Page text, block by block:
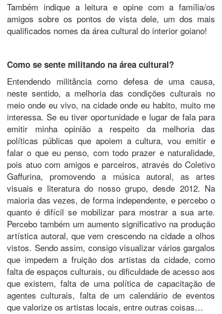
Também indique a leitura e opine com a família/os
amigos sobre os pontos de vista dele, um dos mais
qualificados nomes da área cultural do interior goiano!
Como se sente militando na área cultural?
Entendendo militância como defesa de uma causa,
neste sentido, a melhoria das condições culturais no
meio onde eu vivo, na cidade onde eu habito, muito me
interessa. Se eu tiver oportunidade e lugar de fala para
emitir minha opinião a respeito da melhoria das
políticas públicas que apoiem a cultura, vou emitir e
falar o que eu penso, com todo prazer e naturalidade,
pois atuo com amigos e parceiros, através do Coletivo
Gaffurina, promovendo a música autoral, as artes
visuais e literatura do nosso grupo, desde 2012. Na
maioria das vezes, de forma independente, e percebo o
quanto é difícil se mobilizar para mostrar a sua arte.
Percebo também um aumento significativo na produção
artística autoral, que vem crescendo na cidade a olhos
vistos. Sendo assim, consigo visualizar vários gargalos
que impedem a fruição dos artistas da cidade, como
falta de espaços culturais, ou dificuldade de acesso aos
que existem, falta de uma política de capacitação de
agentes culturais, falta de um calendário de eventos
que valorize os artistas locais, entre outras coisas…